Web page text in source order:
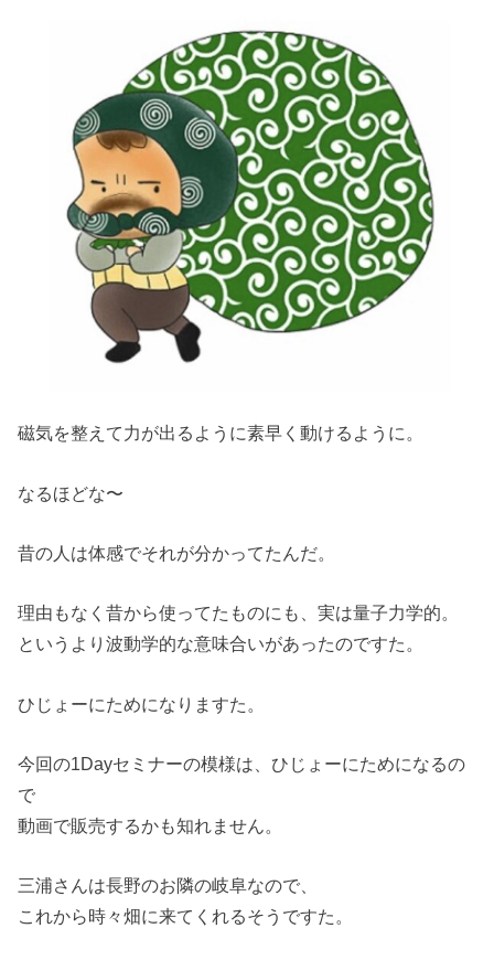
磁気を整えて力が出るように素早く動けるように。
なるほどな〜
昔の人は体感でそれが分かってたんだ。
理由もなく昔から使ってたものにも、実は量子力学的。
というより波動学的な意味合いがあったのですた。
ひじょーにためになりますた。
今回の1Dayセミナーの模様は、ひじょーにためになるの
で
動画で販売するかも知れません。
三浦さんは長野のお隣の岐阜なので、
これから時々畑に来てくれるそうですた。